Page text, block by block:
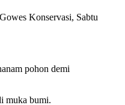
Konservasi, Sabtu
pohon demi
muka bumi.